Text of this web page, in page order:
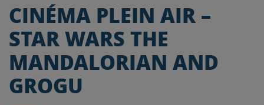
CINÉMA PLEIN AIR –
STAR WARS THE
MANDALORIAN AND
GROGU